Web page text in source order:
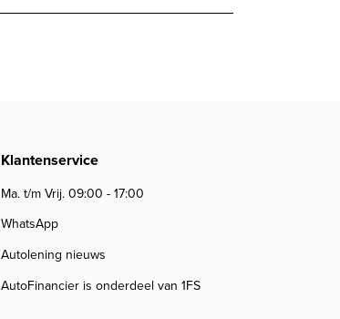
Klantenservice
Ma. t/m Vrij. 09:00 - 17:00
WhatsApp
Autolening nieuws
AutoFinancier is onderdeel van 1FS